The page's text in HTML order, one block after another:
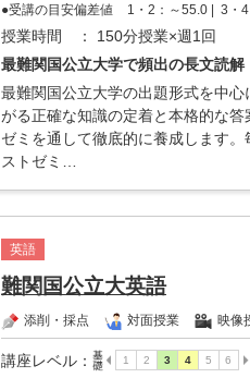
●受講の目安偏差値 1・2：～55.0 | 3・
授業時間
： 150分授業×週1回
最難関国公立大学で頻出の長文読解
最難関国公立大学の出題形式を中
がる正確な知識の定着と本格的な
ゼミを通して徹底的に養成します
ストゼミ…
英語
難関国公立大英語
添削・採点 対面授業 映像
講座レベル ：